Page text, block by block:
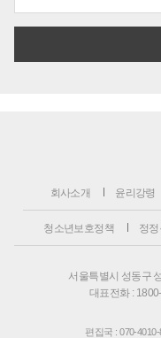
회사소개 윤리강령
청소년보호정책 정정
서울특별시 성동구
대표전화 :
편집국 : 070-4010-